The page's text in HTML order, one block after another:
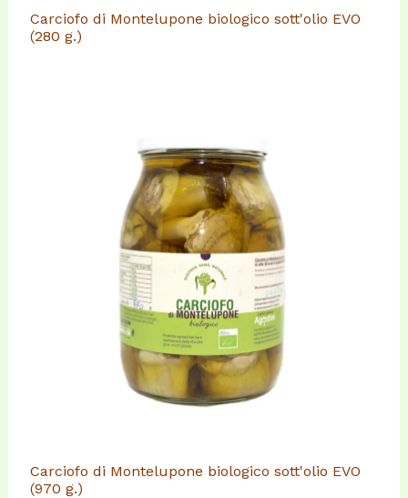
Carciofo di Montelupone biologico sott'olio EVO
(280 g.)
Carciofo di Montelupone biologico sott'olio EVO
(970 g.)